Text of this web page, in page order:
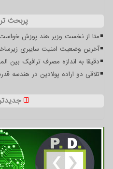
پربحث
متا از نخست وزیر هند پوزش خواست
آخرین وضعیت امنیت سایبری
دقیقا به اندازه مصرف ترافیک بین
تلاقی دو اراده پولادین در هندسه